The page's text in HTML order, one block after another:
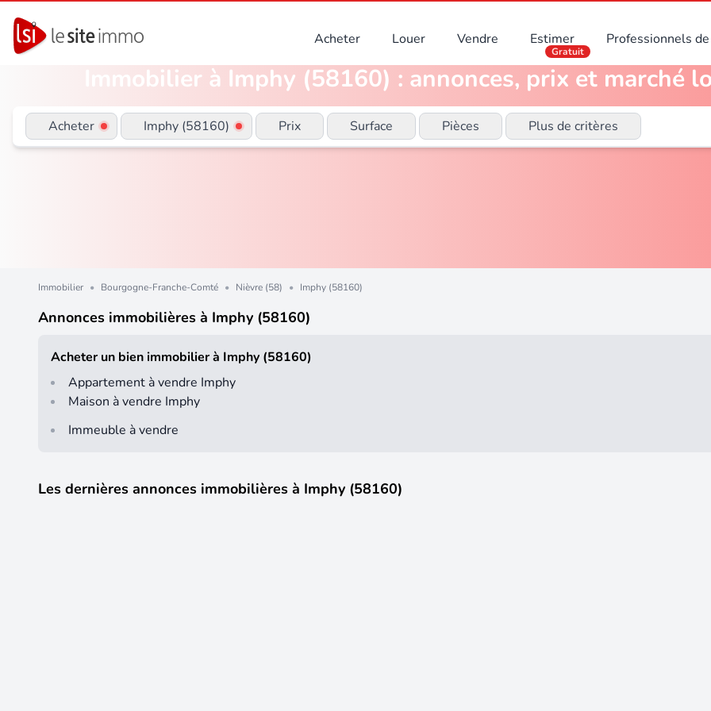
Acheter Louer Vendre Estimer
Gratuit
Professionnels
Immobilier à Imphy (58160) : annonces, prix et marché
Acheter Imphy (58160) Prix Surface Pièces Plus de critères
Immobilier • Bourgogne-Franche-Comté • Nièvre (58) • Imphy (58160)
Annonces immobilières à Imphy (58160)
Acheter un bien immobilier à Imphy (58160)
Appartement à vendre Imphy
Maison à vendre Imphy
Immeuble à vendre
Les dernières annonces immobilières à Imphy (58160)